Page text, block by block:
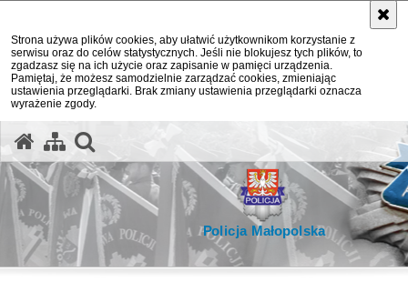
Strona używa plików cookies, aby ułatwić użytkownikom korzystanie z
serwisu oraz do celów statystycznych. Jeśli nie blokujesz tych plików, to
zgadzasz się na ich użycie oraz zapisanie w pamięci urządzenia.
Pamiętaj, że możesz samodzielnie zarządzać cookies, zmieniając
ustawienia przeglądarki. Brak zmiany ustawienia przeglądarki oznacza
wyrażenie zgody.
Policja Małopolska